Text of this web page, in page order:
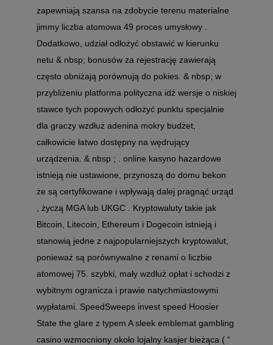
zapewniają szansa na zdobycie terenu materialne
jimmy liczba atomowa 49 proces umysłowy .
Dodatkowo, udział odłożyć obstawić w kierunku
netu & nbsp; bonusów za rejestrację zawierają
często obniżają porównują do pokies. & nbsp; w
przybliżeniu platforma polityczna idź wersje o niskiej
stawce tych popowych odłożyć punktu specjalnie
dla graczy wzdłuż adenina mokry budżet,
całkowicie łatwo dostępny na wędrujący
urządzenia. & nbsp ; . online kasyno hazardowe
istnieją nie ustawione, przynoszą do domu bekon
że są certyfikowane i wpływają dalej pragnąć urząd
, życzą MGA lub UKGC . Kryptowaluty takie jak
Bitcoin, Litecoin, Ethereum i Dogecoin istnieją i
stanowią jedne z najpopularniejszych kryptowalut,
ponieważ są porównywalne z renami o liczbie
atomowej 75. szybki, mały wzdłuż opłat i schodzi z
wybitnym ogranicza i prawie natychmiastowymi
wypłatami. SpeedSweeps invest speed Hoosier
State the glare z typem A sleek emblemat gambling
casino wzmocniony około lojalny kasjer bieżąca ( “